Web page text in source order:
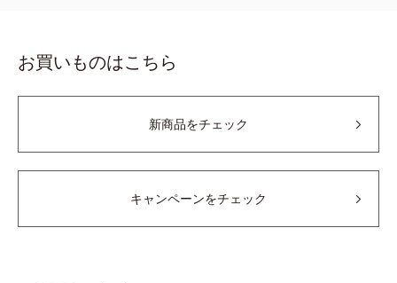
お買いものはこちら
新商品をチェック
キャンペーンをチェック